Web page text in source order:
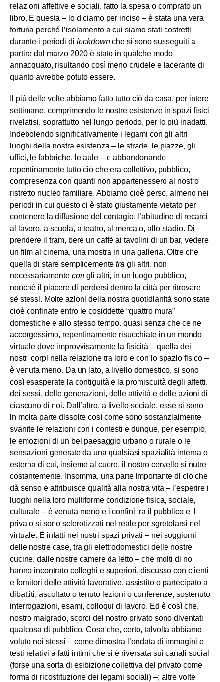
relazioni affettive e sociali, fatto la spesa o comprato un
libro. E questa – lo diciamo per inciso – è stata una vera
fortuna perché l’isolamento a cui siamo stati costretti
durante i periodi di lockdown che si sono susseguiti a
partire dal marzo 2020 è stato in qualche modo
annacquato, risultando così meno crudele e lacerante di
quanto avrebbe potuto essere.
Il più delle volte abbiamo fatto tutto ciò da casa, per intere
settimane, comprimendo le nostre esistenze in spazi fisici
rivelatisi, soprattutto nel lungo periodo, per lo più inadatti.
Indebolendo significativamente i legami con gli altri
luoghi della nostra esistenza – le strade, le piazze, gli
uffici, le fabbriche, le aule – e abbandonando
repentinamente tutto ciò che era collettivo, pubblico,
compresenza con quanti non appartenessero al nostro
ristretto nucleo familiare. Abbiamo cioè perso, almeno nei
periodi in cui questo ci è stato giustamente vietato per
contenere la diffusione del contagio, l’abitudine di recarci
al lavoro, a scuola, a teatro, al mercato, allo stadio. Di
prendere il tram, bere un caffè ai tavolini di un bar, vedere
un film al cinema, una mostra in una galleria. Oltre che
quella di stare semplicemente tra gli altri, non
necessariamente con gli altri, in un luogo pubblico,
nonché il piacere di perdersi dentro la città per ritrovare
sé stessi. Molte azioni della nostra quotidianità sono state
cioè confinate entro le cosiddette “quattro mura”
domestiche e allo stesso tempo, quasi senza che ce ne
accorgessimo, repentinamente risucchiate in un mondo
virtuale dove improvvisamente la fisicità – quella dei
nostri corpi nella relazione tra loro e con lo spazio fisico –
è venuta meno. Da un lato, a livello domestico, si sono
così esasperate la contiguità e la promiscuità degli affetti,
dei sessi, delle generazioni, delle attività e delle azioni di
ciascuno di noi. Dall’altro, a livello sociale, esse si sono
in molta parte dissolte così come sono sostanzialmente
svanite le relazioni con i contesti e dunque, per esempio,
le emozioni di un bel paesaggio urbano o rurale o le
sensazioni generate da una qualsiasi spazialità interna o
esterna di cui, insieme al cuore, il nostro cervello si nutre
costantemente. Insomma, una parte importante di ciò che
dà senso e attribuisce qualità alla nostra vita – l’esperire i
luoghi nella loro multiforme condizione fisica, sociale,
culturale – è venuta meno e i confini tra il pubblico e il
privato si sono sclerotizzati nel reale per sgretolarsi nel
virtuale. È infatti nei nostri spazi privati – nei soggiorni
delle nostre case, tra gli elettrodomestici delle nostre
cucine, dalle nostre camere da letto – che molti di noi
hanno incontrato colleghi e superiori, discusso con clienti
e fornitori delle attività lavorative, assistito o partecipato a
dibattiti, ascoltato o tenuto lezioni o conferenze, sostenuto
interrogazioni, esami, colloqui di lavoro. Ed è così che,
nostro malgrado, scorci del nostro privato sono diventati
qualcosa di pubblico. Cosa che, certo, talvolta abbiamo
voluto noi stessi – come dimostra l’ondata di immagini e
testi relativi a fatti intimi che si è riversata sui canali social
(forse una sorta di esibizione collettiva del privato come
forma di ricostituzione dei legami sociali) –; altre volte